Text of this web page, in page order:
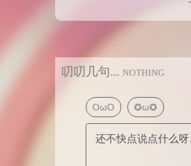
叨叨几句... NOTHING
OωO ✪ω✪